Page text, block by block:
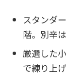
スタンダ
階。別辛
厳選した
で練り上